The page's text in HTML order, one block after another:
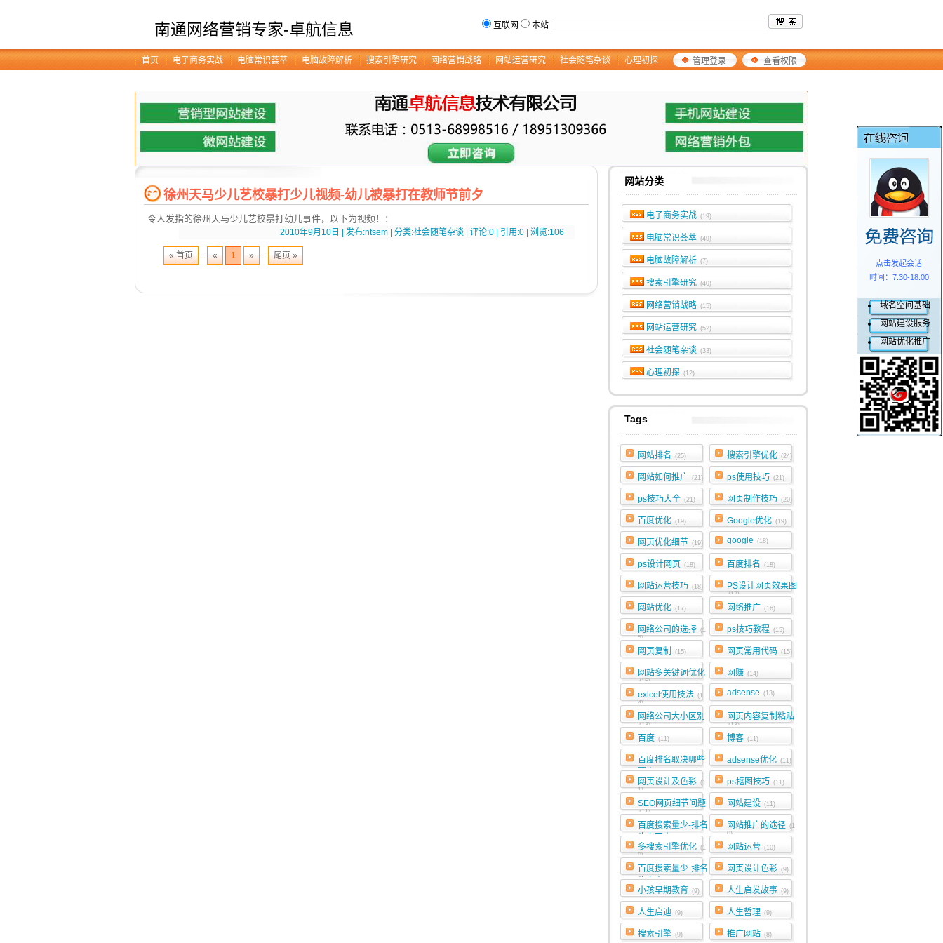
南通网络营销专家-卓航信息 互联网 本站
查看权限
管理登录
首页 电子商务实战 电脑常识荟萃 电脑故障解析 搜索引擎研究 网络营销战略 网站运营研究 社会随笔杂谈 心理初探
徐州天马少儿艺校暴打少儿视频-幼儿被暴打在教师节前夕
令人发指的徐州天马少儿艺校暴打幼儿事件，以下为视频！：
2010年9月10日 | 发布:ntsem | 分类:社会随笔杂谈 | 评论:0 | 引用:0 | 浏览:106
« 首页 ... « 1 » ... 尾页 »
网站分类
电子商务实战 (19)
电脑常识荟萃 (49)
电脑故障解析 (7)
搜索引擎研究 (40)
网络营销战略 (15)
网站运营研究 (52)
社会随笔杂谈 (33)
心理初探 (12)
Tags
网站排名 (25) 搜索引擎优化 (24)
网站如何推广 (21) ps使用技巧 (21)
ps技巧大全 (21) 网页制作技巧 (20)
百度优化 (19) Google优化 (19)
网页优化细节 (19) google (18)
ps设计网页 (18) 百度排名 (18)
网站运营技巧 (18) PS设计网页效果图
(17)
网站优化 (17) 网络推广 (16)
网络公司的选择 (1
5)
ps技巧教程 (15)
网页复制 (15) 网页常用代码 (15)
网站多关键词优化
(15)
网赚 (14)
exlcel使用技法 (1
4)
adsense (13)
网络公司大小区别
(13)
网页内容复制粘贴
(13)
百度 (11) 博客 (11)
百度排名取决哪些
因素 (11)
adsense优化 (11)
网页设计及色彩 (1
1)
ps抠图技巧 (11)
SEO网页细节问题
(11)
网站建设 (11)
百度搜索量少-排名
也上不去 (10)
网站推广的途径 (1
0)
多搜索引擎优化 (1
0)
网站运营 (10)
百度搜索量少-排名
也上去 (9)
网页设计色彩 (9)
小孩早期教育 (9) 人生启发故事 (9)
人生启迪 (9) 人生哲理 (9)
搜索引擎 (9) 推广网站 (8)
点击发起会话
时间：7:30-18:00
域名空间基础
网站建设服务
网站优化推广